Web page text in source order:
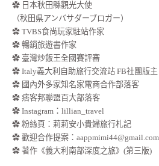
✿ 日本秋田縣觀光大使
（秋田県アンバサダーブロガー）
✿ TVBS食尚玩家駐站作家
✿ 暢銷旅遊書作家
✿ 臺灣炒飯王全國賽評審
✿ Italy義大利自助旅行交流站 FB社團版主
✿ 國內外多家知名家電商合作部落客
✿ 痞客邦聯盟百大部落客
✿ Instagram：lillian_travel
✿ 粉絲頁：莉莉安小貴婦旅行札記
✿ 歡迎合作提案： aappmimi44@gmail.com
✿ 著作《義大利南部深度之旅》(第三版)